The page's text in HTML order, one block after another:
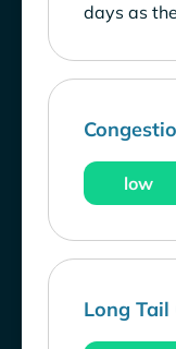
days as
low
Long Tail